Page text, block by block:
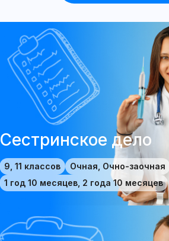
Сестринское дело
9, 11 классов
Очная, Очно-заочная
1 год 10 месяцев, 2 года 10 месяцев